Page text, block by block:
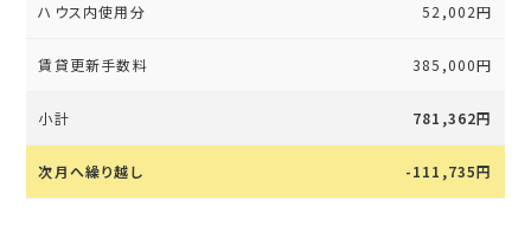
ハウス内使用分 52,002円
賃貸更新手数料 385,000円
小計 781,362円
次月へ繰り越し -111,735円